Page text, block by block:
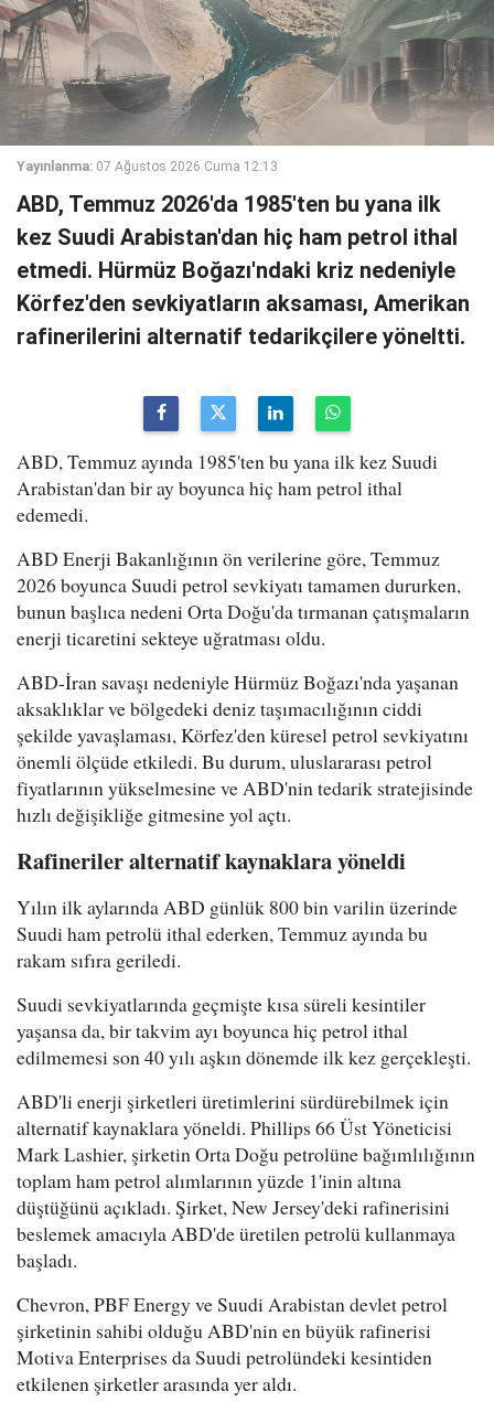
Yayınlanma: 07 Ağustos 2026 Cuma 12:13
ABD, Temmuz 2026'da 1985'ten bu yana ilk
kez Suudi Arabistan'dan hiç ham petrol ithal
etmedi. Hürmüz Boğazı'ndaki kriz nedeniyle
Körfez'den sevkiyatların aksaması, Amerikan
rafinerilerini alternatif tedarikçilere yöneltti.
ABD, Temmuz ayında 1985'ten bu yana ilk kez Suudi
Arabistan'dan bir ay boyunca hiç ham petrol ithal
edemedi.
ABD Enerji Bakanlığının ön verilerine göre, Temmuz
2026 boyunca Suudi petrol sevkiyatı tamamen dururken,
bunun başlıca nedeni Orta Doğu'da tırmanan çatışmaların
enerji ticaretini sekteye uğratması oldu.
ABD-İran savaşı nedeniyle Hürmüz Boğazı'nda yaşanan
aksaklıklar ve bölgedeki deniz taşımacılığının ciddi
şekilde yavaşlaması, Körfez'den küresel petrol sevkiyatını
önemli ölçüde etkiledi. Bu durum, uluslararası petrol
fiyatlarının yükselmesine ve ABD'nin tedarik stratejisinde
hızlı değişikliğe gitmesine yol açtı.
Rafineriler alternatif kaynaklara yöneldi
Yılın ilk aylarında ABD günlük 800 bin varilin üzerinde
Suudi ham petrolü ithal ederken, Temmuz ayında bu
rakam sıfıra geriledi.
Suudi sevkiyatlarında geçmişte kısa süreli kesintiler
yaşansa da, bir takvim ayı boyunca hiç petrol ithal
edilmemesi son 40 yılı aşkın dönemde ilk kez gerçekleşti.
ABD'li enerji şirketleri üretimlerini sürdürebilmek için
alternatif kaynaklara yöneldi. Phillips 66 Üst Yöneticisi
Mark Lashier, şirketin Orta Doğu petrolüne bağımlılığının
toplam ham petrol alımlarının yüzde 1'inin altına
düştüğünü açıkladı. Şirket, New Jersey'deki rafinerisini
beslemek amacıyla ABD'de üretilen petrolü kullanmaya
başladı.
Chevron, PBF Energy ve Suudi Arabistan devlet petrol
şirketinin sahibi olduğu ABD'nin en büyük rafinerisi
Motiva Enterprises da Suudi petrolündeki kesintiden
etkilenen şirketler arasında yer aldı.